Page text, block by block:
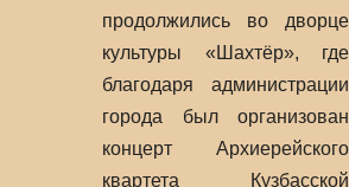
продолжились во дворце
культуры «Шахтёр», где
благодаря администрации
города был организован
концерт Архиерейского
квартета Кузбасской